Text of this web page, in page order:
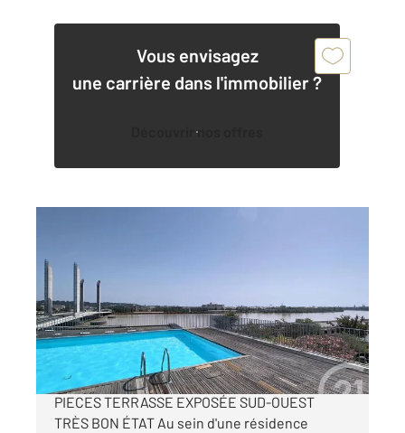
Vous envisagez
une carrière dans l'immobilier ?
Découvrir nos offres
Ref : 26784
Appartement T3 à vendre
297 300 €
BORDEAUX BASSINS A FLOT APPARTEMENT 3
PIECES TERRASSE EXPOSÉE SUD-OUEST
TRÈS BON ÉTAT Au sein d'une résidence